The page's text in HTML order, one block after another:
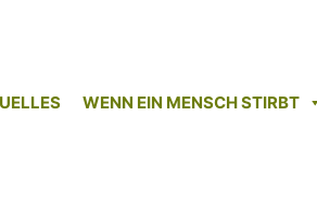
WENN EIN MENSCH STIRBT